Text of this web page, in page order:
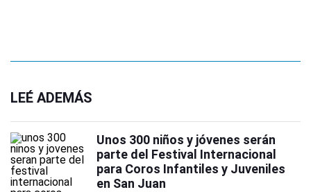
LEÉ ADEMÁS
Unos 300 niños y jóvenes serán
parte del Festival Internacional
para Coros Infantiles y Juveniles
en San Juan